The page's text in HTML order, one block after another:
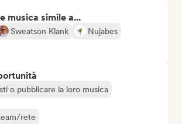
musica simile a...
Sweatson Klank
Nujabes
o pubblicare la loro musica
rete